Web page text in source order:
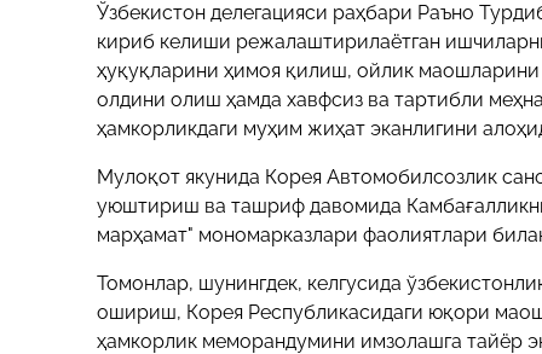
Ўзбекистон делегацияси раҳбари Раъно
кириб келиши режалаштирилаётган
ҳуқуқларини ҳимоя қилиш, ойлик
олдини олиш ҳамда хавфсиз ва тартибли
ҳамкорликдаги муҳим жиҳат эканлигини
Мулоқот якунида Корея Автомобилсозлик
уюштириш ва ташриф давомида
марҳамат" мономарказлари фаолиятлари
Томонлар, шунингдек, келгусида
ошириш, Корея Республикасидаги юқори
ҳамкорлик меморандумини имзолашга тайёр